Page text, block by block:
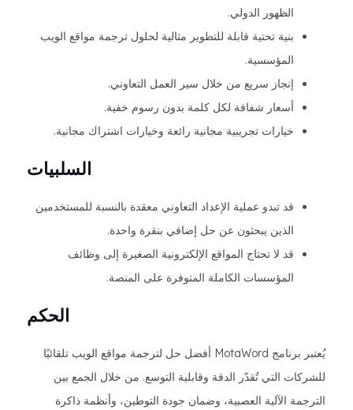
الظهور الدولي.
بنية تحتية قابلة للتطوير مثالية لحلول ترجمة مواقع الويب
المؤسسية.
إنجاز سريع من خلال سير العمل التعاوني.
أسعار شفافة لكل كلمة بدون رسوم خفية.
خيارات تجريبية مجانية رائعة وخيارات اشتراك مجانية.
السلبيات
قد تبدو عملية الإعداد التعاوني معقدة بالنسبة للمستخدمين
الذين يبحثون عن حل إضافي بنقرة واحدة.
قد لا تحتاج المواقع الإلكترونية الصغيرة إلى وظائف
المؤسسات الكاملة المتوفرة على المنصة.
الحكم
يُعتبر برنامج MotaWord أفضل حل لترجمة مواقع الويب تلقائيًا
للشركات التي تُقدّر الدقة وقابلية التوسع. من خلال الجمع بين
الترجمة الآلية العصبية، وضمان جودة التوطين، وأنظمة ذاكرة